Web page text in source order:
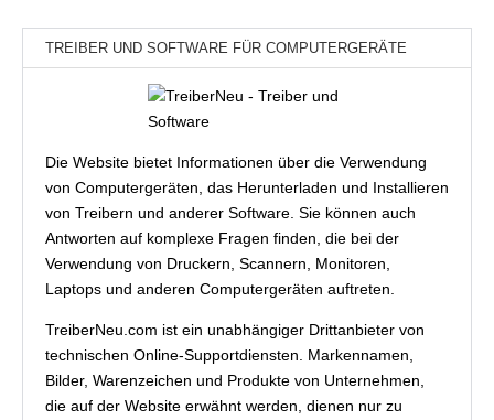
TREIBER UND SOFTWARE FÜR COMPUTERGERÄTE
Die Website bietet Informationen über die Verwendung
von Computergeräten, das Herunterladen und Installieren
von Treibern und anderer Software. Sie können auch
Antworten auf komplexe Fragen finden, die bei der
Verwendung von Druckern, Scannern, Monitoren,
Laptops und anderen Computergeräten auftreten.
TreiberNeu.com ist ein unabhängiger Drittanbieter von
technischen Online-Supportdiensten. Markennamen,
Bilder, Warenzeichen und Produkte von Unternehmen,
die auf der Website erwähnt werden, dienen nur zu